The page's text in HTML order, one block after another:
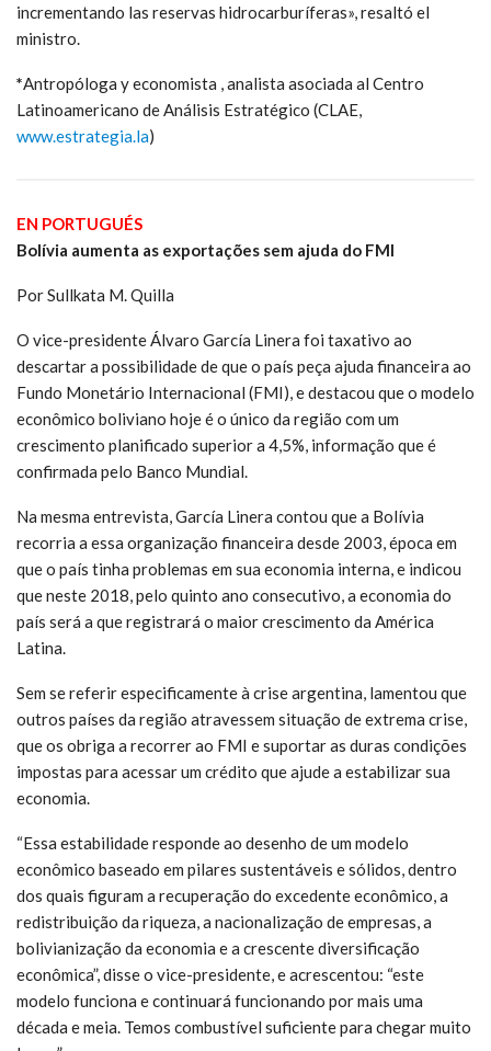
incrementando las reservas hidrocarburíferas», resaltó el
ministro.
*Antropóloga y economista , analista asociada al Centro
Latinoamericano de Análisis Estratégico (CLAE,
www.estrategia.la)
EN PORTUGUÉS
Bolívia aumenta as exportações sem ajuda do FMI
Por Sullkata M. Quilla
O vice-presidente Álvaro García Linera foi taxativo ao
descartar a possibilidade de que o país peça ajuda financeira ao
Fundo Monetário Internacional (FMI), e destacou que o modelo
econômico boliviano hoje é o único da região com um
crescimento planificado superior a 4,5%, informação que é
confirmada pelo Banco Mundial.
Na mesma entrevista, García Linera contou que a Bolívia
recorria a essa organização financeira desde 2003, época em
que o país tinha problemas em sua economia interna, e indicou
que neste 2018, pelo quinto ano consecutivo, a economia do
país será a que registrará o maior crescimento da América
Latina.
Sem se referir especificamente à crise argentina, lamentou que
outros países da região atravessem situação de extrema crise,
que os obriga a recorrer ao FMI e suportar as duras condições
impostas para acessar um crédito que ajude a estabilizar sua
economia.
“Essa estabilidade responde ao desenho de um modelo
econômico baseado em pilares sustentáveis e sólidos, dentro
dos quais figuram a recuperação do excedente econômico, a
redistribuição da riqueza, a nacionalização de empresas, a
bolivianização da economia e a crescente diversificação
econômica”, disse o vice-presidente, e acrescentou: “este
modelo funciona e continuará funcionando por mais uma
década e meia. Temos combustível suficiente para chegar muito